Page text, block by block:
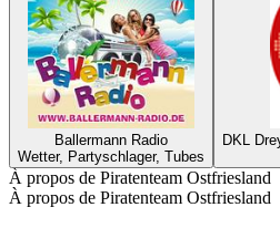
Ballermann Radio
Wetter, Partyschlager, Tubes
DKL
À propos de Piratenteam Ostfriesland
À propos de Piratenteam Ostfriesland